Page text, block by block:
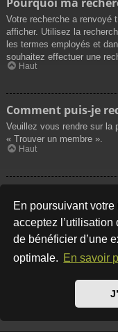
En poursuivant
acceptez
de bénéficier d’une
optimale. En savoir
Votre recherche a renvoyé
afficher. Utilisez la
les termes employés et
souhaitez effectuer une
Haut
Comment puis-je
Veuillez vous rendre sur la
« Trouver un membre ».
Haut
Comment puis-je
sujets ?
Vos propres messages
« Afficher vos messages
soit en cliquant sur le lien
sur la page de votre
« Raccourcis » situé sur
recherche de vos propres
remplissez